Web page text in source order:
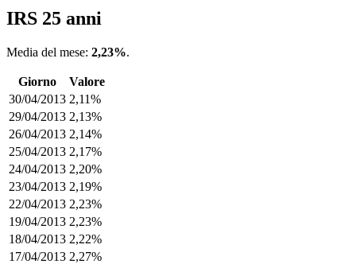
IRS 25 anni
Media del mese: 2,23%.
Giorno
Valore
30/04/2013 2,11%
29/04/2013 2,13%
26/04/2013 2,14%
25/04/2013 2,17%
24/04/2013 2,20%
23/04/2013 2,19%
22/04/2013 2,23%
19/04/2013 2,23%
18/04/2013 2,22%
17/04/2013 2,27%